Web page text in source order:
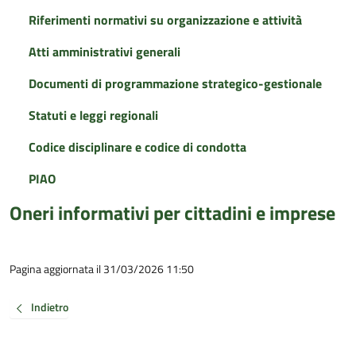
Riferimenti normativi su organizzazione e attività
Atti amministrativi generali
Documenti di programmazione strategico-gestionale
Statuti e leggi regionali
Codice disciplinare e codice di condotta
PIAO
Oneri informativi per cittadini e imprese
Pagina aggiornata il 31/03/2026 11:50
Indietro